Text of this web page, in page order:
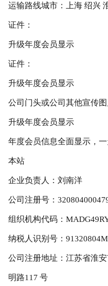
运输路线城市：上海 绍兴
证件：
升级年度会员显示
证件：
升级年度会员显示
公司门头或公司其他宣传图
升级年度会员显示
年度会员信息全面显示，
本站
企业负责人：刘南洋
公司注册号：
组织机构代码：
纳税人识别号：
公司注册地址：江苏省淮
明路117 号